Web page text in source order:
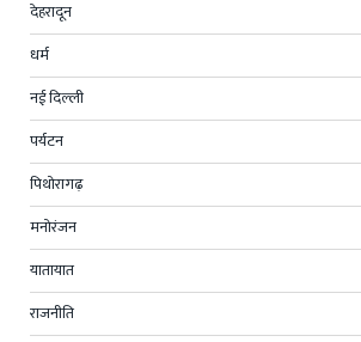
देहरादून
धर्म
नई दिल्ली
पर्यटन
पिथोरागढ़
मनोरंजन
यातायात
राजनीति